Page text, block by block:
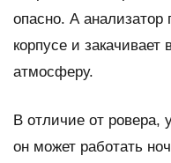
опасно. А анализатор
корпусе и
атмосферу.
В отличие от ровера,
он может работать